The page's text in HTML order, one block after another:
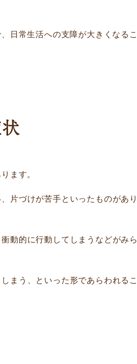
日常生活への支障が大きくなるこ
ます。
片づけが苦手といったものがあり
動的に行動してしまうなどがみら
まう、といった形であらわれるこ